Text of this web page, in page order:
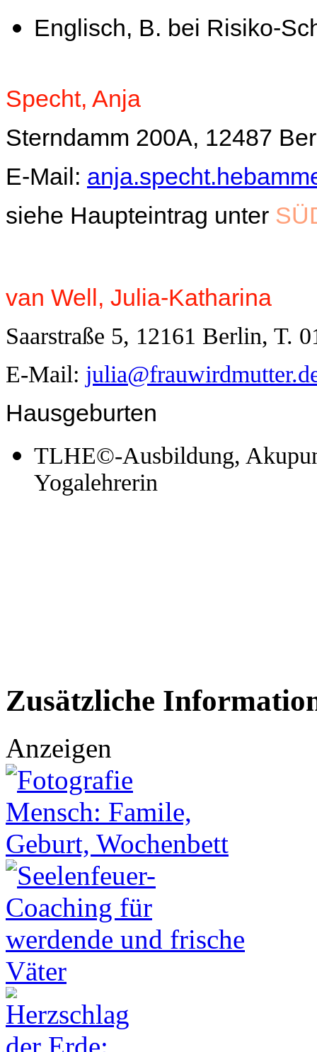
Englisch, B. bei Risiko-
Specht, Anja
Sterndamm 200A, 12487
E-Mail:
siehe Haupteintrag unter
van Well, Julia-Katharina
Saarstraße 5, 12161 Berlin, T.
E-Mail:
Hausgeburten
TLHE©-Ausbildung,
Yogalehrerin
Zusätzliche
Anzeigen